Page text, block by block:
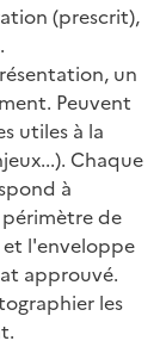
(prescrit),
un
Peuvent
utiles à la
Chaque
à
de
l'enveloppe
approuvé.
les